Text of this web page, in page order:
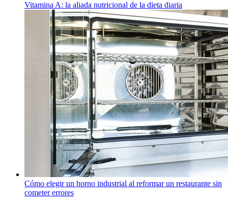
Vitamina A: la aliada nutricional de la dieta diaria
Cómo elegir un horno industrial al reformar un restaurante sin
cometer errores